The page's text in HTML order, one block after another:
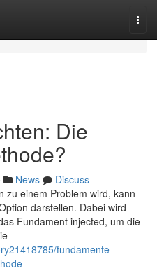
Die
News
Discuss
zu einem Problem wird, kann
darstellen. Dabei wird
Fundament injected, um die
fundamente-